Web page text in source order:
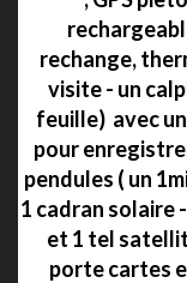
rechange,
visite - un
feuille) avec
pour
pendules ( un
1 cadran solaire
et 1 tel
porte cartes